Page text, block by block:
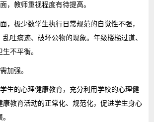
，教师重视程度有待提高。
，极少数学生执行日常规范的自觉性不强，
吐痰迹、破坏公物的现象。年级楼梯过道、
不平衡。
加强。
生的心理健康教育，充分利用学校的心理健
康教育活动的正常化、规范化，促进学生身心